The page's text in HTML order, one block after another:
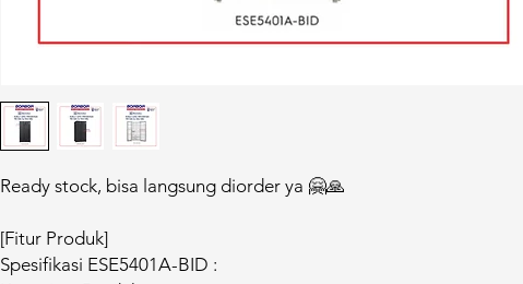
Ready stock, bisa langsung diorder ya 🤗🙏
[Fitur Produk]
Spesifikasi ESE5401A-BID :